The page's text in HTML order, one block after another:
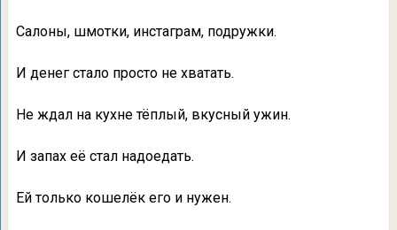
Салоны, шмотки, инстаграм, подружки.
И денег стало просто не хватать.
Не ждал на кухне тёплый, вкусный ужин.
И запах её стал надоедать.
Ей только кошелёк его и нужен.